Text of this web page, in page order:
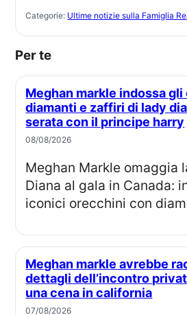
Categorie: Ultime notizie sulla Famiglia
Per te
Meghan markle indossa gli orecchini con
diamanti e zaffiri di lady
serata con il principe harry
08/08/2026
Meghan Markle omaggia la principessa
Diana al gala in Canada:
iconici orecchini con
Meghan markle avrebbe raccontato
dettagli dell’incontro
una cena in california
07/08/2026